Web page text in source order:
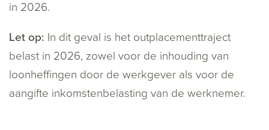
in 2026.
Let op: In dit geval is het outplacementtraject
belast in 2026, zowel voor de inhouding van
loonheffingen door de werkgever als voor de
aangifte inkomstenbelasting van de werknemer.